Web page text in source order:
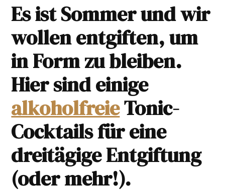
Es ist Sommer und wir
wollen entgiften, um
in Form zu bleiben.
Hier sind einige
alkoholfreieTonic-
Cocktails für eine
dreitägige Entgiftung
(oder mehr!).